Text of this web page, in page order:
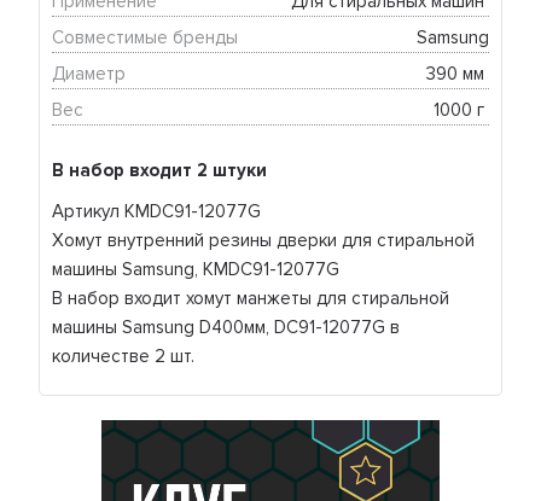
В набор входит 2 штуки
Артикул KMDC91-12077G
Хомут внутренний резины дверки для стиральной
машины Samsung, KMDC91-12077G
В набор входит хомут манжеты для стиральной
машины Samsung D400мм, DC91-12077G в
количестве 2 шт.
Совместимые бренды
Samsung
Диаметр
390 мм
Вес
1000 г